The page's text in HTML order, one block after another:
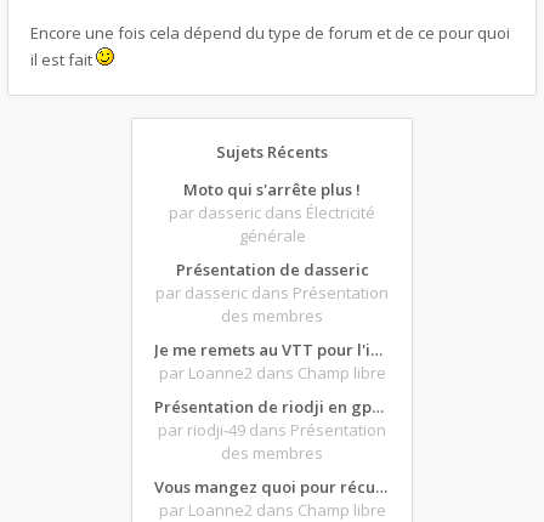
Encore une fois cela dépend du type de forum et de ce pour quoi
il est fait
Sujets Récents
Moto qui s'arrête plus !
par dasseric dans Électricité
générale
Présentation de dasseric
par dasseric dans Présentation
des membres
Je me remets au VTT pour l'intersaison, version électrique
par Loanne2 dans Champ libre
Présentation de riodji en gpz500
par riodji-49 dans Présentation
des membres
Vous mangez quoi pour récupérer après une grosse journée de moto ?
par Loanne2 dans Champ libre